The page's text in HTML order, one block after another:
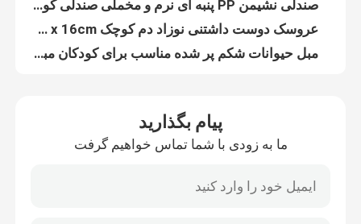
کنترل کیفیت
با ما تماس بگیرید
نارنجی بابا نوئل شکم پر حیوانات روباه روباه در آغوش گرفتن بچه روباه اسباب بازی
اسباب بازی های مخمل دار کریسمس نوازشگر نرم اسباب بازی الک قهوه ای با گوزن شکم پر از حیوانات
بالش اردک خواب بالش بغل کردنی کوسن اسباب بازی مخمل دار نرم و دوست داشتنی
پیام بگذارید
ما به زودی با شما تماس خواهیم گرفت